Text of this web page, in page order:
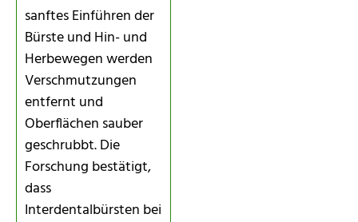
sanftes Einführen der
Bürste und Hin- und
Herbewegen werden
Verschmutzungen
entfernt und
Oberflächen sauber
geschrubbt. Die
Forschung bestätigt,
dass
Interdentalbürsten bei